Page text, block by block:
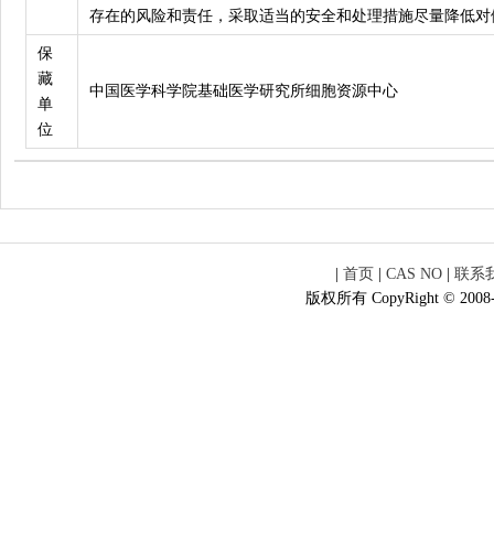
存在的风险和责任，采取适当的安全和处理措施尽量降低
保
藏
单
位
中国医学科学院基础医学研究所细胞资源中心
首页 CAS NO
联系
版权所有 CopyRight ©